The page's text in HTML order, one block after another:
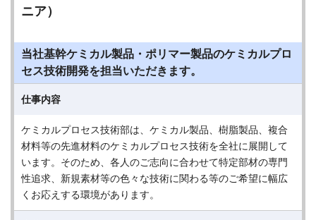
ニア）
当社基幹ケミカル製品・ポリマー製品のケミカルプロ
セス技術開発を担当いただきます。
仕事内容
ケミカルプロセス技術部は、ケミカル製品、樹脂製品、複合
材料等の先進材料のケミカルプロセス技術を全社に展開して
います。そのため、各人のご志向に合わせて特定部材の専門
性追求、新規素材等の色々な技術に関わる等のご希望に幅広
くお応えする環境があります。